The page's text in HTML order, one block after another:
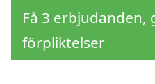
Få 3 erbjudanden,
förpliktelser